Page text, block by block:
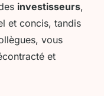
investisseurs,
et concis, tandis
vous
et